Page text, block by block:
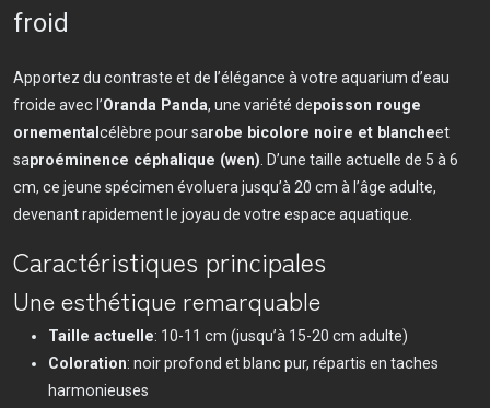
froid
Apportez du contraste et de l’élégance à votre aquarium d’eau
froide avec l’Oranda Panda, une variété depoisson rouge
ornemental célèbre pour sarobe bicolore noire et blancheet
saproéminence céphalique (wen). D’une taille actuelle de 5 à 6
cm, ce jeune spécimen évoluera jusqu’à 20 cm à l’âge adulte,
devenant rapidement le joyau de votre espace aquatique.
Caractéristiques principales
Une esthétique remarquable
Taille actuelle: 10-11 cm (jusqu’à 15-20 cm adulte)
Coloration: noir profond et blanc pur, répartis en taches
harmonieuses